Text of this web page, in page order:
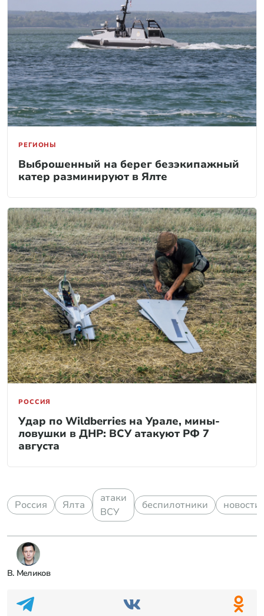
РЕГИОНЫ
Выброшенный на берег безэкипажный
катер разминируют в Ялте
РОССИЯ
Удар по Wildberries на Урале, мины-
ловушки в ДНР: ВСУ атакуют РФ 7
августа
Россия Ялта
атаки
ВСУ
беспилотники новости
В. Меликов